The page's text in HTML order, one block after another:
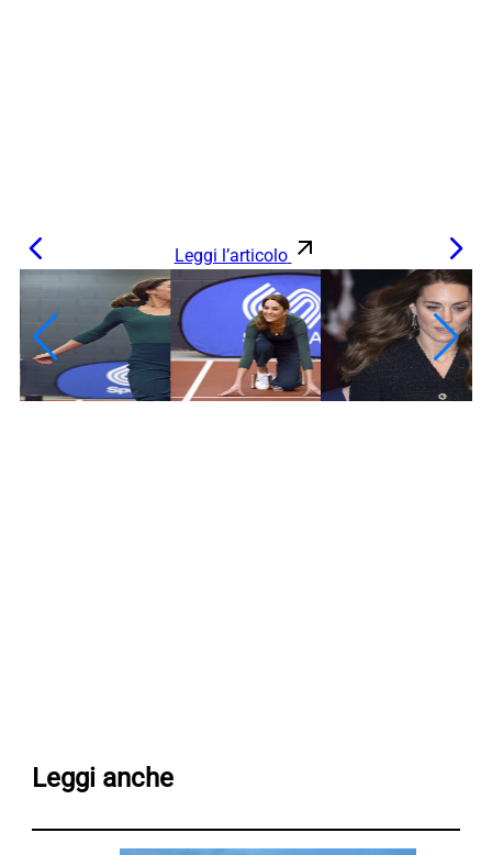
Leggi l’articolo
Leggi anche